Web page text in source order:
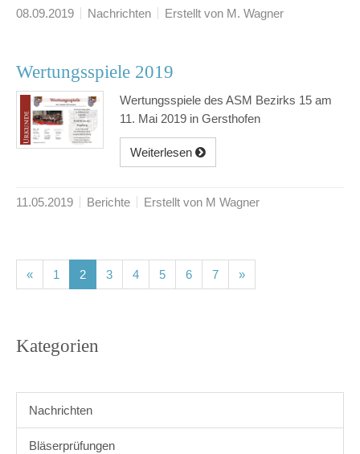
08.09.2019 Nachrichten Erstellt von M. Wagner
Wertungsspiele 2019
Wertungsspiele des ASM Bezirks 15 am
11. Mai 2019 in Gersthofen
Weiterlesen
11.05.2019 Berichte Erstellt von M Wagner
« 1 (current)
2(current)
3(current)
4(current)
5(current)
6(current)
7(current)
»
Kategorien
Nachrichten
Bläserprüfungen